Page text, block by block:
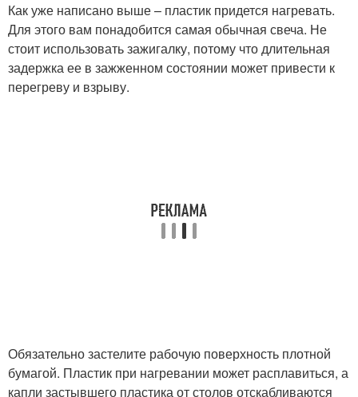
Как уже написано выше – пластик придется нагревать.
Для этого вам понадобится самая обычная свеча. Не
стоит использовать зажигалку, потому что длительная
задержка ее в зажженном состоянии может привести к
перегреву и взрыву.
Обязательно застелите рабочую поверхность плотной
бумагой. Пластик при нагревании может расплавиться, а
капли застывшего пластика от столов отскабливаются